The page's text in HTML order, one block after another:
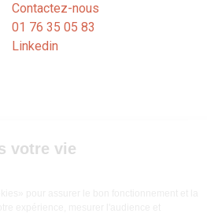
respectons votre vie
Contactez-nous
01 76 35 05 83
Linkedin